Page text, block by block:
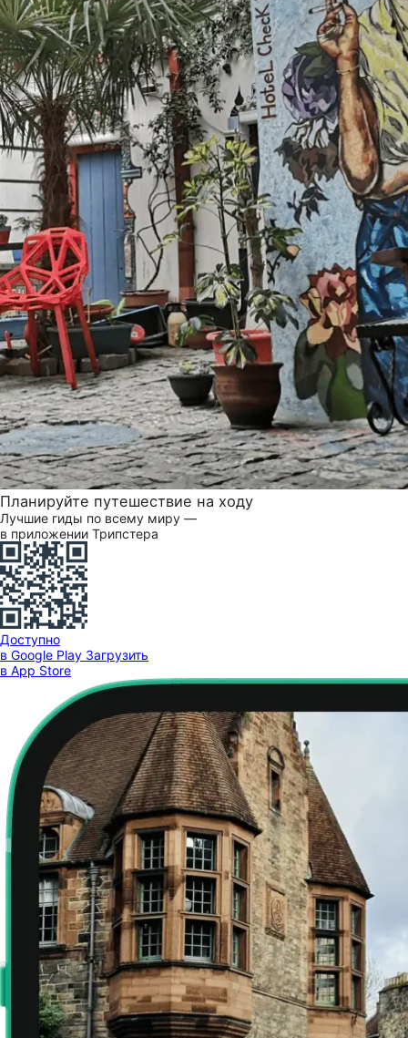
Планируйте путешествие на ходу
Лучшие гиды по всему миру —
в приложении Трипстера
Доступно
в Google Play Загрузить
в App Store